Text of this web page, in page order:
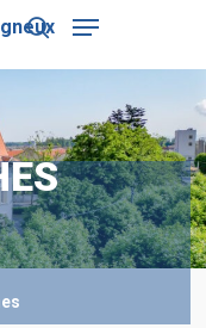
search
Menu
Close